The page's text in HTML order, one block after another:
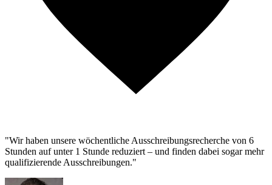
"Wir haben unsere wöchentliche Ausschreibungsrecherche von 6
Stunden auf unter 1 Stunde reduziert – und finden dabei sogar mehr
qualifizierende Ausschreibungen."